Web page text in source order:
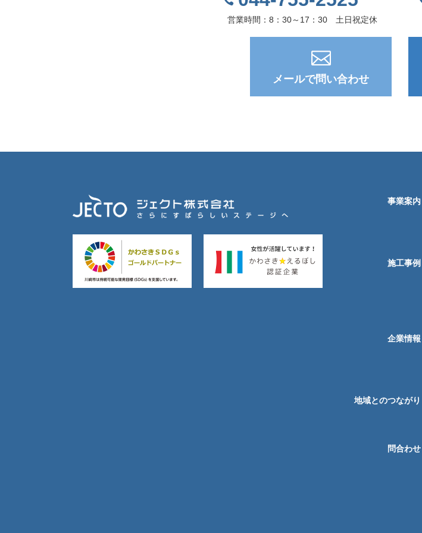
営業時間：8：30～17：30 土日祝定休
メールで問い合わせ
事業案内
施工事例
企業情報
地域とのつながり
問合わせ